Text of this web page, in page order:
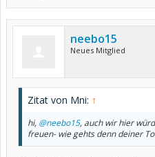
neebo15
Neues Mitglied
Zitat von Mni: ↑
hi, @neebo15, auch wir hier
freuen- wie gehts denn deiner